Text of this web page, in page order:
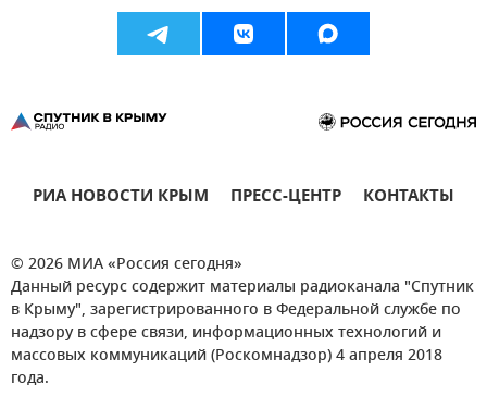
Новости Крыма Общество Деньги
РИА НОВОСТИ КРЫМ ПРЕСС-ЦЕНТР КОНТАКТЫ
© 2026 МИА «Россия сегодня»
Данный ресурс содержит материалы радиоканала "Спутник
в Крыму", зарегистрированного в Федеральной службе по
надзору в сфере связи, информационных технологий и
массовых коммуникаций (Роскомнадзор) 4 апреля 2018
года.